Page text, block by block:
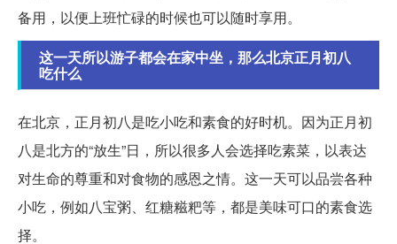
备用，以便上班忙碌的时候也可以随时享用。
这一天所以游子都会在家中坐，那么北京正月初八
吃什么
在北京，正月初八是吃小吃和素食的好时机。因为正月初
八是北方的“放生”日，所以很多人会选择吃素菜，以表达
对生命的尊重和对食物的感恩之情。这一天可以品尝各种
小吃，例如八宝粥、红糖糍粑等，都是美味可口的素食选
择。